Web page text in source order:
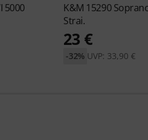
5000
K&M 15290
Strai.
23 €
UVP: 33,90 €
-32%